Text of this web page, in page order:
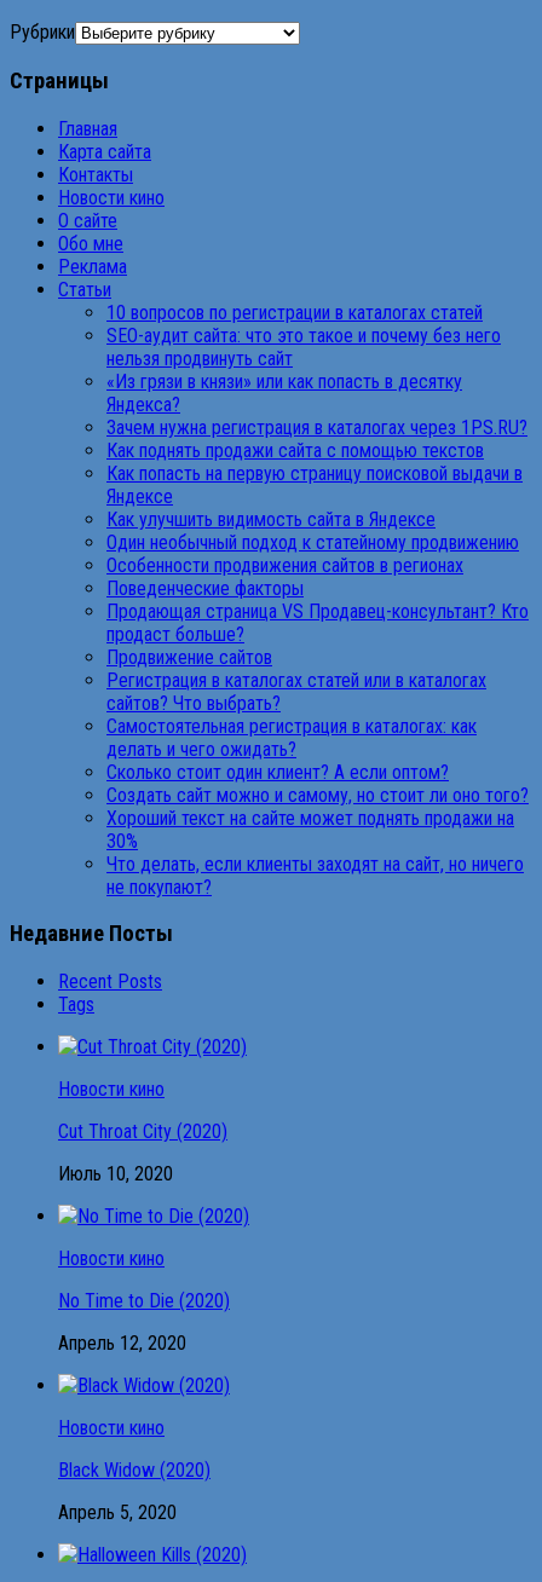
Рубрики
Страницы
Главная
Карта сайта
Контакты
Новости кино
О сайте
Обо мне
Реклама
Статьи
10 вопросов по регистрации в каталогах статей
SEO-аудит сайта: что это такое и почему без него
нельзя продвинуть сайт
«Из грязи в князи» или как попасть в десятку
Яндекса?
Зачем нужна регистрация в каталогах через 1PS.RU?
Как поднять продажи сайта с помощью текстов
Как попасть на первую страницу поисковой выдачи в
Яндексе
Как улучшить видимость сайта в Яндексе
Один необычный подход к статейному продвижению
Особенности продвижения сайтов в регионах
Поведенческие факторы
Продающая страница VS Продавец-консультант? Кто
продаст больше?
Продвижение сайтов
Регистрация в каталогах статей или в каталогах
сайтов? Что выбрать?
Самостоятельная регистрация в каталогах: как
делать и чего ожидать?
Сколько стоит один клиент? А если оптом?
Создать сайт можно и самому, но стоит ли оно того?
Хороший текст на сайте может поднять продажи на
30%
Что делать, если клиенты заходят на сайт, но ничего
не покупают?
Недавние Посты
Recent Posts
Tags
Новости кино
Cut Throat City (2020)
Июль 10, 2020
Новости кино
No Time to Die (2020)
Апрель 12, 2020
Новости кино
Black Widow (2020)
Апрель 5, 2020